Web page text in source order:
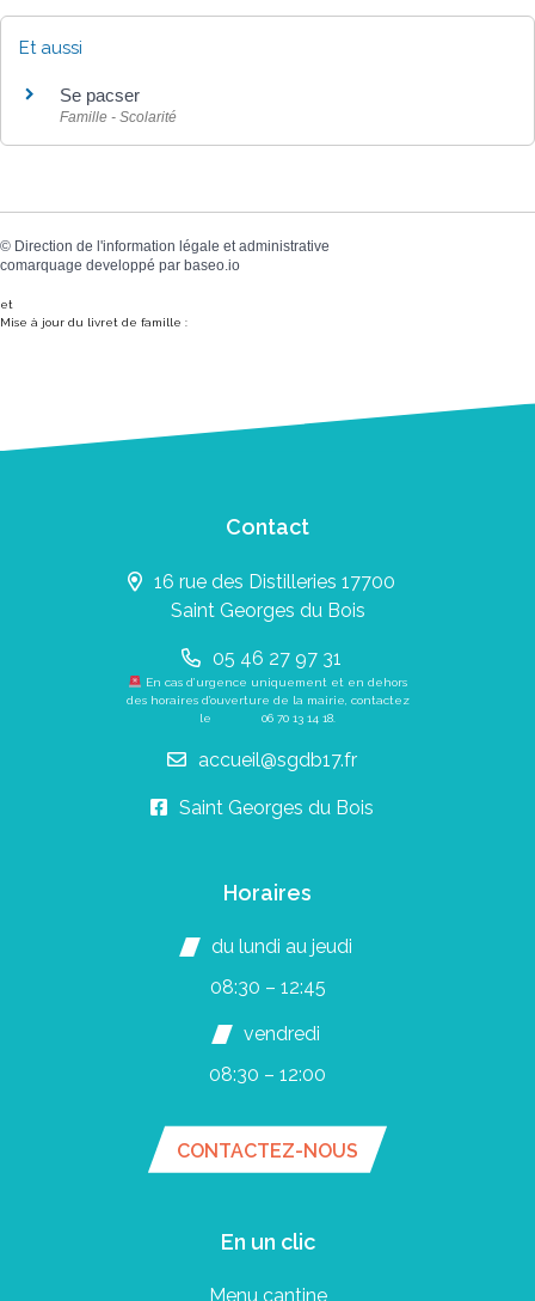
Et aussi
Se pacser
Famille - Scolarité
© Direction de l'information légale et administrative
comarquage developpé par baseo.io
et
Mise à jour du livret de famille :
Contact
16 rue des Distilleries 17700
Saint Georges du Bois
05 46 27 97 31
En cas d’urgence uniquement et en dehors
des horaires d’ouverture de la mairie, contactez
le 06 70 13 14 18
accueil@sgdb17.fr
Saint Georges du Bois
Horaires
du lundi au jeudi
08:30 – 12:45
vendredi
08:30 – 12:00
CONTACTEZ-NOUS
En un clic
Menu cantine